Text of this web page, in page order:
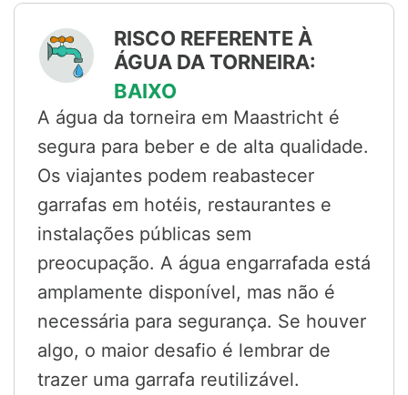
RISCO REFERENTE À
ÁGUA DA TORNEIRA:
BAIXO
A água da torneira em Maastricht é
segura para beber e de alta qualidade.
Os viajantes podem reabastecer
garrafas em hotéis, restaurantes e
instalações públicas sem
preocupação. A água engarrafada está
amplamente disponível, mas não é
necessária para segurança. Se houver
algo, o maior desafio é lembrar de
trazer uma garrafa reutilizável.